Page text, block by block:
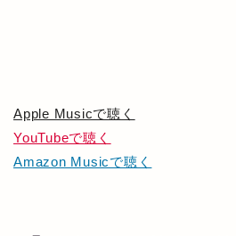
Apple Musicで聴く
YouTubeで聴く
Amazon Musicで聴く